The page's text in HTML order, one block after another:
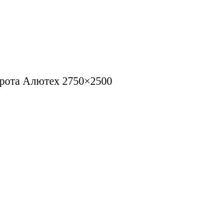
Алютех 2750×2500